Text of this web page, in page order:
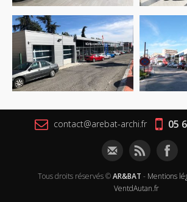
contact@arebat-archi.fr 05
Tous droits réservés ©AR&BAT - Mentions
VentdAutan.fr